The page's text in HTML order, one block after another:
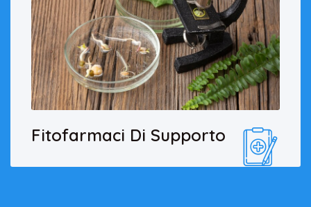
Fitofarmaci Di Supporto